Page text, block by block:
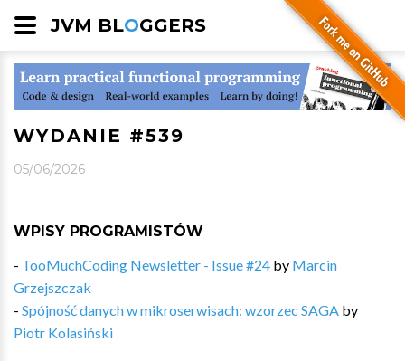
JVM BLOGGERS
WYDANIE #539
05/06/2026
WPISY PROGRAMISTÓW
- TooMuchCoding Newsletter - Issue #24 by Marcin
Grzejszczak
- Spójność danych w mikroserwisach: wzorzec SAGA by
Piotr Kolasiński